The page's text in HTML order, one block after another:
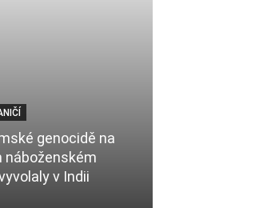
genocidě na
náboženském
v Indii